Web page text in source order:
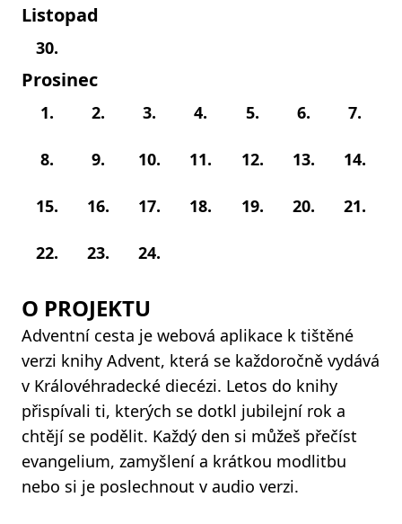
Listopad
30.
Prosinec
1. 2. 3. 4. 5. 6. 7.
8. 9. 10. 11. 12. 13. 14.
15. 16. 17. 18. 19. 20. 21.
22. 23. 24.
O PROJEKTU
Adventní cesta je webová aplikace k tištěné
verzi knihy Advent, která se každoročně vydává
v Královéhradecké diecézi. Letos do knihy
přispívali ti, kterých se dotkl jubilejní rok a
chtějí se podělit. Každý den si můžeš přečíst
evangelium, zamyšlení a krátkou modlitbu
nebo si je poslechnout v audio verzi.